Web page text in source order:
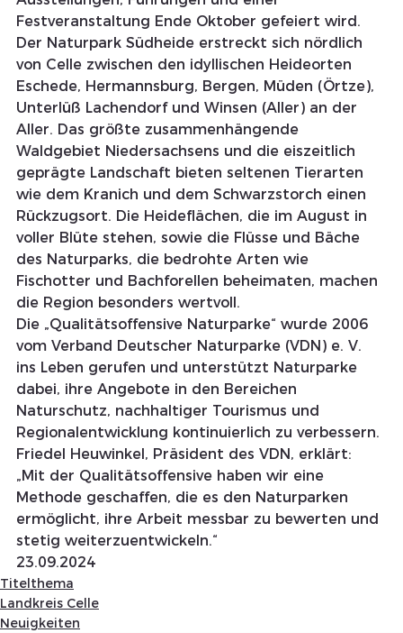
Festveranstaltung Ende Oktober gefeiert wird.
Der Naturpark Südheide erstreckt sich nördlich
von Celle zwischen den idyllischen Heideorten
Eschede, Hermannsburg, Bergen, Müden (Örtze),
Unterlüß Lachendorf und Winsen (Aller) an der
Aller. Das größte zusammenhängende
Waldgebiet Niedersachsens und die eiszeitlich
geprägte Landschaft bieten seltenen Tierarten
wie dem Kranich und dem Schwarzstorch einen
Rückzugsort. Die Heideflächen, die im August in
voller Blüte stehen, sowie die Flüsse und Bäche
des Naturparks, die bedrohte Arten wie
Fischotter und Bachforellen beheimaten, machen
die Region besonders wertvoll.
Die „Qualitätsoffensive Naturparke“ wurde 2006
vom Verband Deutscher Naturparke (VDN) e. V.
ins Leben gerufen und unterstützt Naturparke
dabei, ihre Angebote in den Bereichen
Naturschutz, nachhaltiger Tourismus und
Regionalentwicklung kontinuierlich zu verbessern.
Friedel Heuwinkel, Präsident des VDN, erklärt:
„Mit der Qualitätsoffensive haben wir eine
Methode geschaffen, die es den Naturparken
ermöglicht, ihre Arbeit messbar zu bewerten und
stetig weiterzuentwickeln.“
23.09.2024
Titelthema
Landkreis Celle
Neuigkeiten